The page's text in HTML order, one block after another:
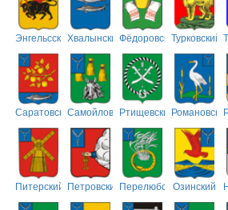
ЭнгельсскийХвалынскийФёдоровскийТурковский
СаратовскийСамойловскийРтищевский
Питерский ПетровскийПерелюбскийОзинский